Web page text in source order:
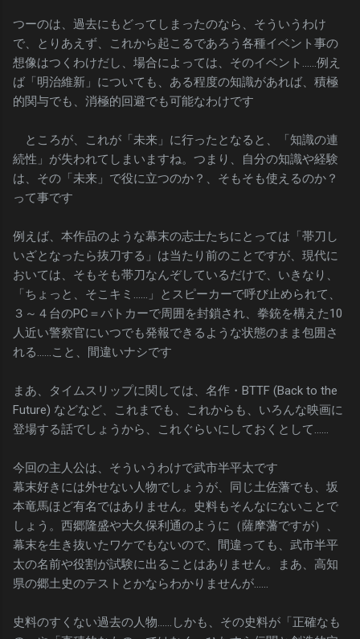
つーのは、過去にもどってしまったのなら、そういうわけ
で、とりあえず、これから起こるであろう各種イベント事の
想像はつくわけだし、場合によっては、そのイベント……例え
ば「明治維新」についても、ある程度の知識があれば、積極
的関与でも、消極的回避でも可能なわけです
ところが、これが「未来」に行ったとなると、「知識の連
続性」が失われてしまいますね。つまり、自分の知識や経験
は、その「未来」で役に立つのか？、そもそも使えるのか？
って事です
例えば、本作品のような幕末の志士たちにとっては「帯刀し
いざとなったら抜刀する」は当たり前のことですが、現代に
おいては、そもそも帯刀なんぞしているだけで、いきなり、
「ちょっと、そこキミ……」とスピーカーで呼び止められて、
３～４台のPC＝パトカーで周囲を封鎖され、拳銃を構えた10
人近い警察官にいつでも発報できるような状態のまま包囲さ
れる……こと、間違いナシです
まあ、タイムスリップに関しては、名作・BTTF (Back to the
Future) などなど、これまでも、これからも、いろんな映画に
登場する話でしょうから、これぐらいにしておくとして……
今回の主人公は、そういうわけで武市半平太です
幕末好きには外せない人物でしょうが、同じ土佐藩でも、坂
本竜馬ほど有名ではありません。史料もそんなにないことで
しょう。西郷隆盛や大久保利通のように（薩摩藩ですが）、
幕末を生き抜いたワケでもないので、間違っても、武市半平
太の名前や役割が試験に出ることはありません。まあ、高知
県の郷土史のテストとかならわかりませんが……
史料のすくない過去の人物……しかも、その史料が「正確なも